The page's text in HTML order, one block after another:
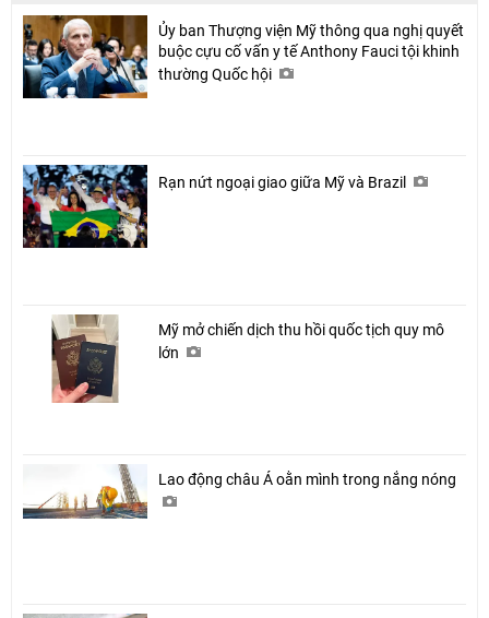
Ủy ban Thượng viện Mỹ thông qua nghị quyết
buộc cựu cố vấn y tế Anthony Fauci tội khinh
thường Quốc hội
Rạn nứt ngoại giao giữa Mỹ và Brazil
Mỹ mở chiến dịch thu hồi quốc tịch quy mô
lớn
Lao động châu Á oằn mình trong nắng nóng